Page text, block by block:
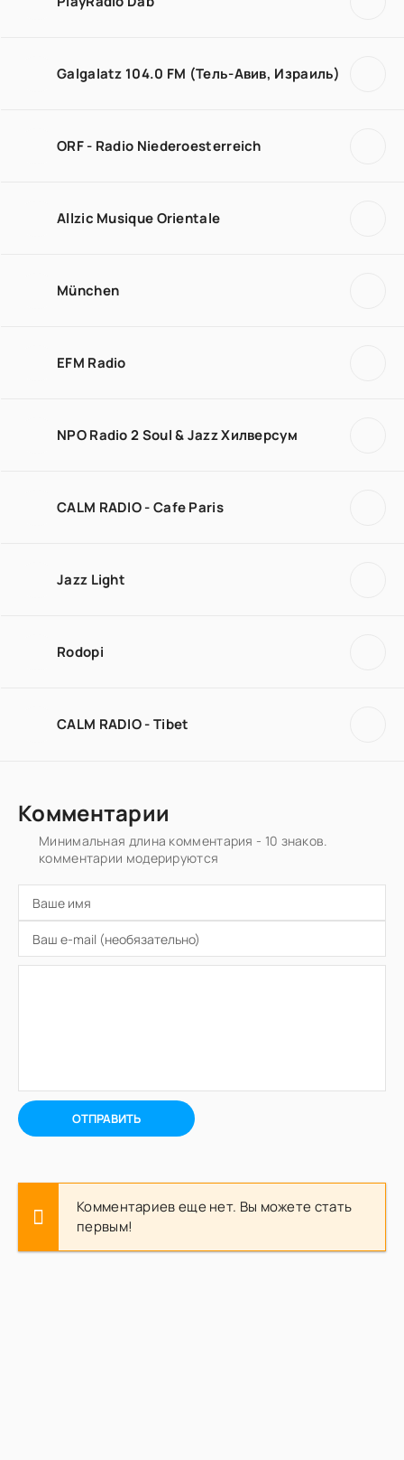
Galgalatz 104.0 FM (Тель-Авив, Израиль)
ORF - Radio Niederoesterreich
Allzic Musique Orientale
München
EFM Radio
NPO Radio 2 Soul & Jazz Хилверсум
CALM RADIO - Cafe Paris
Jazz Light
Rodopi
CALM RADIO - Tibet
Комментарии
Минимальная длина комментария - 10 знаков.
комментарии модерируются
ОТПРАВИТЬ
Комментариев еще нет. Вы можете стать
первым!